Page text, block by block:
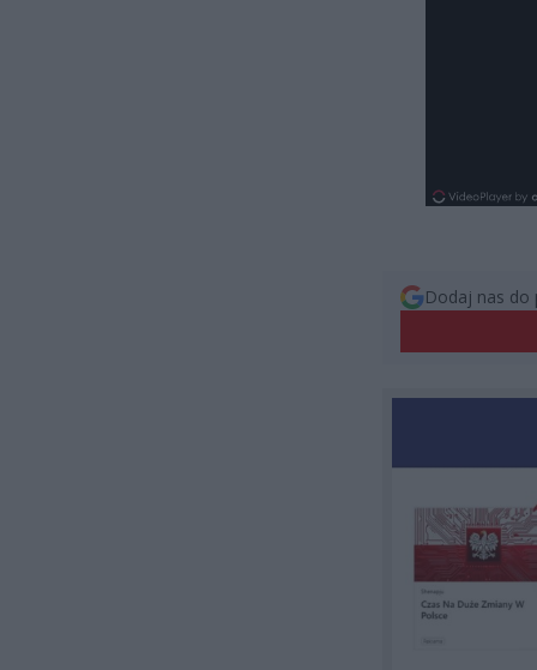
Dodaj nas do